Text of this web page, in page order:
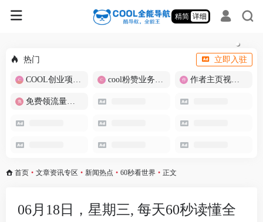
精简 详细
热门 立即入驻
COOL创业项目商城 cool粉赞业务商城【爆粉引流】 作者主页视频批量提取
免费领流量卡-包邮
首页 • 文章资讯专区 • 新闻热点 • 60秒看世界 • 正文
06月18日，星期三, 每天60秒读懂全